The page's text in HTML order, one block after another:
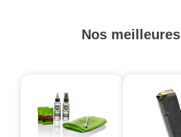
Nos meilleures